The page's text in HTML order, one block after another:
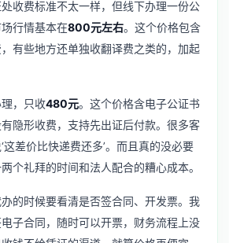
收费标准不太一样，但线下办理一份公
行情基本在800元左右。这个价格包含
有些地方还单独收翻译费之类的，加起
，只收480元。这个价格含电子公证书
隐形收费，支持先出证后付款。很多客
这差价比快递费还多’。而且真的没必要
个礼拜的时间和法人配合的糟心成本。
的时候要看清是否签合同、开发票。我
子合同，随时可以开票，财务流程上没